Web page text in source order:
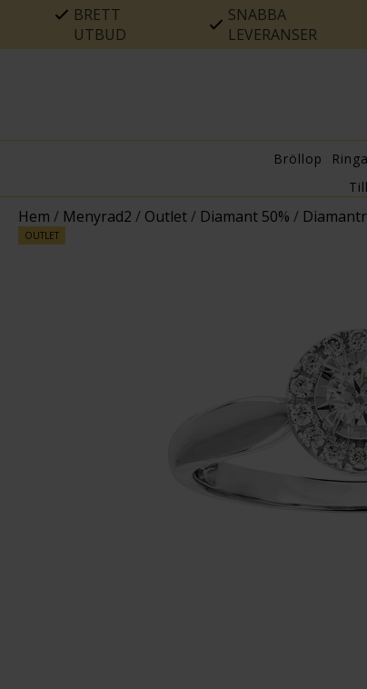
BRETT
UTBUD
SNABBA
LEVERANSER
Bröllop
Hem / Menyrad2 / Outlet/ Diamant 50% /
OUTLET